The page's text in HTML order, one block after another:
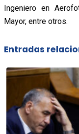
Ingeniero en
Mayor, entre otros.
Entradas